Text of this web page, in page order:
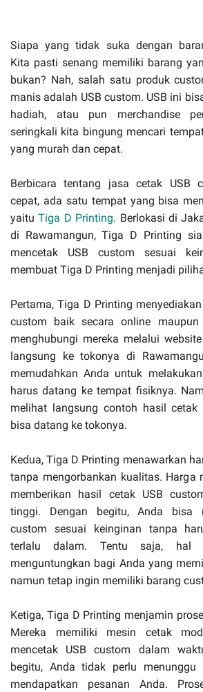
Siapa yang tidak suka dengan
Kita pasti senang memiliki barang
bukan? Nah, salah satu produk
manis adalah USB custom. USB ini
hadiah, atau pun merchandise
seringkali kita bingung mencari
yang murah dan cepat.
Berbicara tentang jasa cetak USB
cepat, ada satu tempat yang bisa
yaitu Tiga D Printing. Berlokasi di
di Rawamangun, Tiga D Printing
mencetak USB custom sesuai
membuat Tiga D Printing menjadi
Pertama, Tiga D Printing
custom baik secara online
menghubungi mereka melalui
langsung ke tokonya di
memudahkan Anda untuk
harus datang ke tempat fisiknya.
melihat langsung contoh hasil cetak
bisa datang ke tokonya.
Kedua, Tiga D Printing menawarkan
tanpa mengorbankan kualitas. Harga
memberikan hasil cetak USB
tinggi. Dengan begitu, Anda bisa
custom sesuai keinginan tanpa
terlalu dalam. Tentu saja, hal
menguntungkan bagi Anda yang
namun tetap ingin memiliki barang
Ketiga, Tiga D Printing menjamin
Mereka memiliki mesin cetak
mencetak USB custom dalam
begitu, Anda tidak perlu
mendapatkan pesanan Anda.